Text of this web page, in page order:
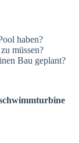
haben?
müssen?
Bau geplant?